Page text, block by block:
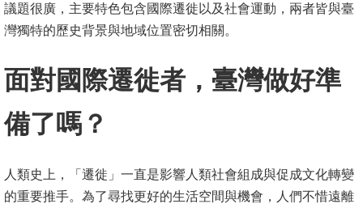
告
際
化
高
深
耕
議題很廣，主要特色包含國際遷徙以及社會運動，兩者皆與臺
灣獨特的歷史背景與地域位置密切相關。
面對國際遷徙者，臺灣做好準
備了嗎？
人類史上，「遷徙」一直是影響人類社會組成與促成文化轉變
的重要推手。為了尋找更好的生活空間與機會，人們不惜遠離